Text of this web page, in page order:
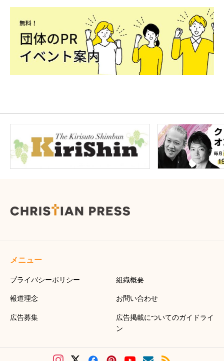
メニュー
プライバシーポリシー 組織概要
報道理念 お問い合わせ
広告募集
広告掲載についてのガイドライ
ン